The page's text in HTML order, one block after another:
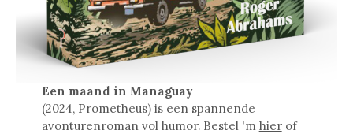
Een maand in Managuay
(2024, Prometheus) is een spannende
avonturenroman vol humor. Bestel 'm hierof